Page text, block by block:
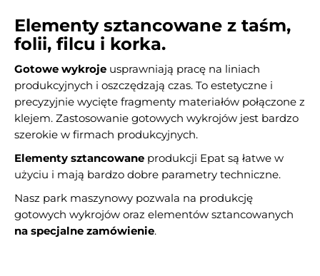
Elementy sztancowane z taśm,
folii, filcu i korka.
Gotowe wykroje usprawniają pracę na liniach
produkcyjnych i oszczędzają czas. To estetyczne i
precyzyjnie wycięte fragmenty materiałów połączone z
klejem. Zastosowanie gotowych wykrojów jest bardzo
szerokie w firmach produkcyjnych.
Elementy sztancowane produkcji Epat są łatwe w
użyciu i mają bardzo dobre parametry techniczne.
Nasz park maszynowy pozwala na produkcję
gotowych wykrojów oraz elementów sztancowanych
na specjalne zamówienie.